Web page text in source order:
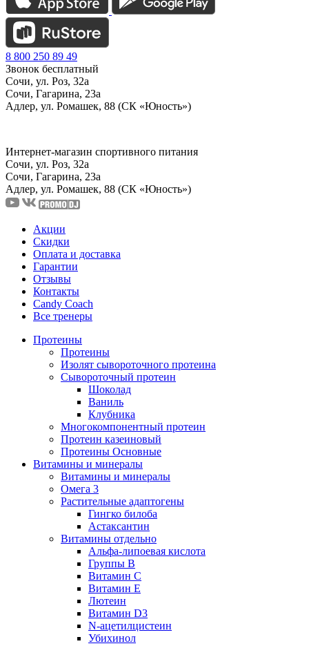
8 800 250 89 49
Звонок бесплатный
Сочи, ул. Роз, 32а
Сочи, Гагарина, 23а
Адлер, ул. Ромашек, 88 (СК «Юность»)
Интернет-магазин спортивного питания
Сочи, ул. Роз, 32а
Сочи, Гагарина, 23а
Адлер, ул. Ромашек, 88 (СК «Юность»)
Акции
Скидки
Оплата и доставка
Гарантии
Отзывы
Контакты
Candy Coach
Все тренеры
Протеины
Протеины
Изолят сывороточного протеина
Сывороточный протеин
Шоколад
Ваниль
Клубника
Многокомпонентный протеин
Протеин казеиновый
Протеины Основные
Витамины и минералы
Витамины и минералы
Омега 3
Растительные адаптогены
Гингко билоба
Астаксантин
Витамины отдельно
Альфа-липоевая кислота
Группы B
Витамин С
Витамин Е
Лютеин
Витамин D3
N-ацетилцистеин
Убихинол